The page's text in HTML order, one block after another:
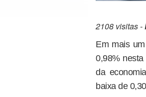
2108 visitas -
Em mais
0,98% nesta
da
baixa de